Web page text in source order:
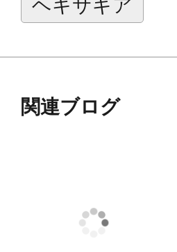
キャラクターデザ
ンナーをぜひ手に
・完全新設計の「
み立てやすさと美
ヘキサギア
関連ブログ